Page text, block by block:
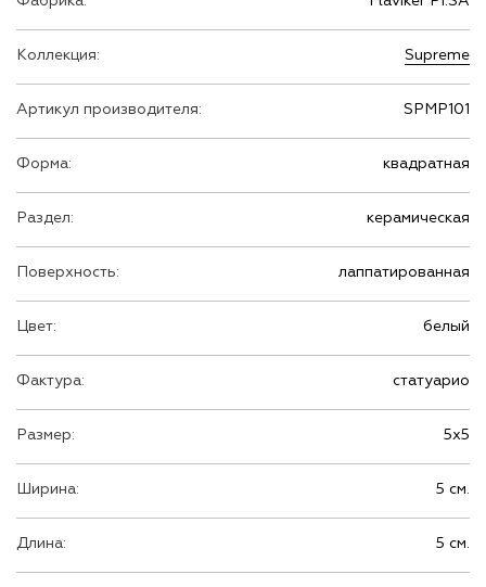
Коллекция: Supreme
Артикул производителя: SPMP101
Форма: квадратная
Раздел: керамическая
Поверхность: лаппатированная
Цвет: белый
Фактура: статуарио
Размер: 5х5
Ширина: 5 см.
Длина: 5 см.